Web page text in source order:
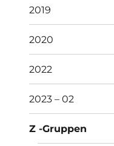
2019
2020
2022
2023 – 02
Z -Gruppen